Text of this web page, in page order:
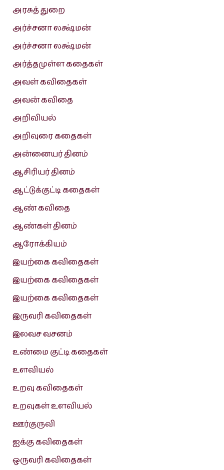
அரசுத் துறை
அர்ச்சனா லக்ஷ்மன்
அர்ச்சனா லக்ஷ்மன்
அர்த்தமுள்ள கதைகள்
அவள் கவிதைகள்
அவன் கவிதை
அறிவியல்
அறிவுரை கதைகள்
அன்னையர் தினம்
ஆசிரியர் தினம்
ஆட்டுக்குட்டி கதைகள்
ஆண் கவிதை
ஆண்கள் தினம்
ஆரோக்கியம்
இயற்கை கவிதைகள்
இயற்கை கவிதைகள்
இயற்கை கவிதைகள்
இருவரி கவிதைகள்
இலவச வசனம்
உண்மை குட்டி கதைகள்
உளவியல்
உறவு கவிதைகள்
உறவுகள் உளவியல்
ஊர்குருவி
ஐக்கு கவிதைகள்
ஒருவரி கவிதைகள்